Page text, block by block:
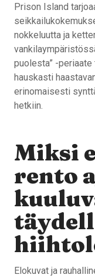
Prison Island
nokkeluutta ja
puolesta” -
hauskasti
erinomaisesti
hetkiin.
Miksi
rento
Elokuvat ja